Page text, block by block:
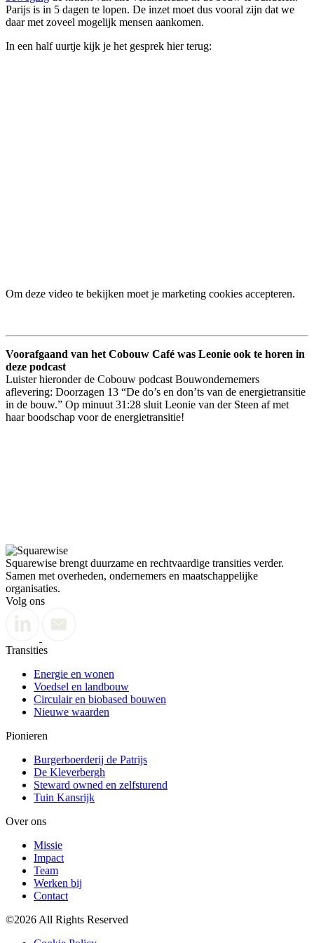
Parijs is in 5 dagen te lopen. De inzet moet dus vooral zijn dat we
daar met zoveel mogelijk mensen aankomen.
In een half uurtje kijk je het gesprek hier terug:
Om deze video te bekijken moet je marketing cookies accepteren.
Voorafgaand van het Cobouw Café was Leonie ook te horen in
deze podcast
Luister hieronder de Cobouw podcast Bouwondernemers
aflevering: Doorzagen 13 “De do’s en don’ts van de energietransitie
in de bouw.” Op minuut 31:28 sluit Leonie van der Steen af met
haar boodschap voor de energietransitie!
Squarewise brengt duurzame en rechtvaardige transities verder.
Samen met overheden, ondernemers en maatschappelijke
organisaties.
Volg ons
Transities
Energie en wonen
Voedsel en landbouw
Circulair en biobased bouwen
Nieuwe waarden
Pionieren
Burgerboerderij de Patrijs
De Kleverbergh
Steward owned en zelfsturend
Tuin Kansrijk
Over ons
Missie
Impact
Team
Werken bij
Contact
©2026 All Rights Reserved